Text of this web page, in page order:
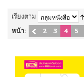
เรียงตาม
หน้า:
2 3 4 5